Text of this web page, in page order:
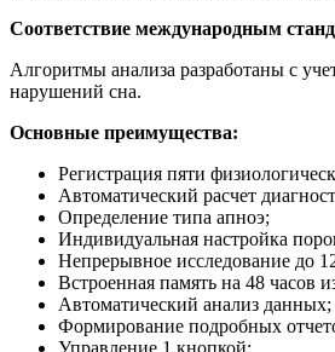
Соответствие международным
Алгоритмы анализа разработаны с
нарушений сна.
Основные преимущества:
Регистрация пяти
Автоматический расчет
Определение типа апноэ;
Индивидуальная настройка
Непрерывное исследование до
Встроенная память на 48 часов
Автоматический анализ данных;
Формирование подробных